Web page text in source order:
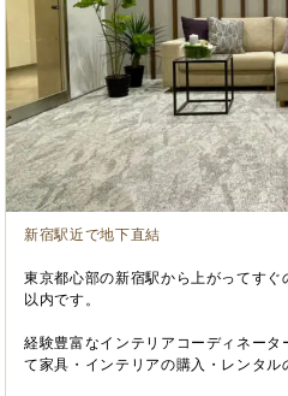
新宿駅近で地下直結
東京都心部の新宿駅から上がってす
以内です。
経験豊富なインテリアコーディネー
て家具・インテリアの購入・レンタル